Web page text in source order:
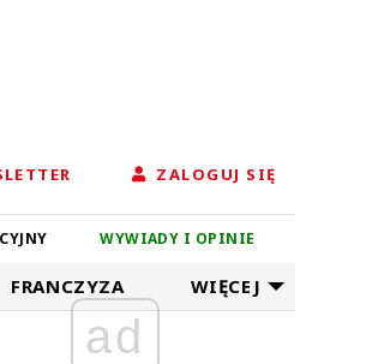
ZALOGUJ SIĘ
WYWIADY I OPINIE
FRANCZYZA WIĘCEJ
ad